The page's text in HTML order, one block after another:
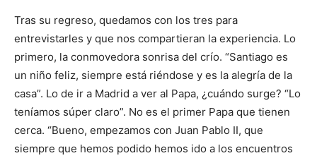
Tras su regreso, quedamos con los tres para
entrevistarles y que nos compartieran la experiencia. Lo
primero, la conmovedora sonrisa del crío. “Santiago es
un niño feliz, siempre está riéndose y es la alegría de la
casa”. Lo de ir a Madrid a ver al Papa, ¿cuándo surge? “Lo
teníamos súper claro”. No es el primer Papa que tienen
cerca. “Bueno, empezamos con Juan Pablo II, que
siempre que hemos podido hemos ido a los encuentros